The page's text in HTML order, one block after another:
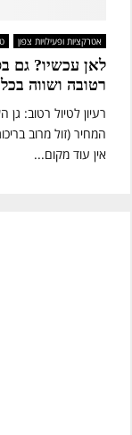
אטרקציות ופעילויות צפון
לאן עכשיו? גם
רטובה ושווה
רעיון לטיול רטוב:
המחיר (זול מרוב
אין עוד מקום...